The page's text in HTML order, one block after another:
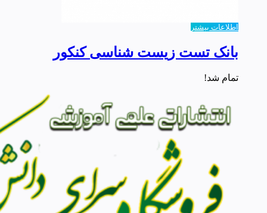
اطلاعات بیشتر
بانک تست زیست شناسی کنکور
تمام شد!